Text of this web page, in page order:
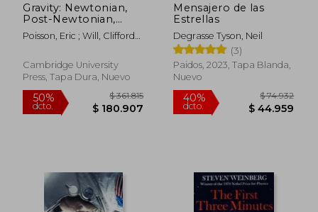
Gravity: Newtonian,
Post-Newtonian,
Relativistic (en Inglés)
Poisson, Eric ; Will, Clifford
Cambridge University
Press, Tapa Dura, Nuevo
Mensajero de las
Estrellas
Degrasse Tyson, Neil
(3)
Paidos, 2023, Tapa Blanda,
Nuevo